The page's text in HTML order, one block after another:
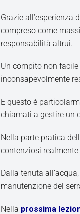
Grazie
compreso come
responsabilità altrui.
Un compito non
inconsapevolmente
E questo è
chiamati a gestire un
Nella parte pratica
contenziosi
Dalla tenuta
manutenzione del
Nella prossima